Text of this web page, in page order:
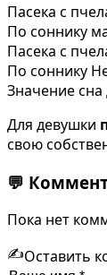
Пасека с
По соннику
Пасека с
По соннику
Значение
Для девушки
свою
💬
Пока нет
✍️Оставить